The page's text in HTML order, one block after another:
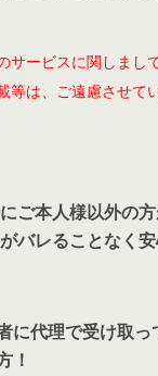
サービスに関しまし
等は、ご遠慮させて
ご本人様以外の
バレることなく
に代理で受け取
！